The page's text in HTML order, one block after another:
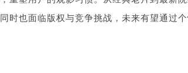
时也面临版权与竞争挑战，未来有望通过